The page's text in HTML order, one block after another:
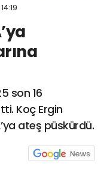
14:19
son 16
Koç Ergin
ateş püskürdü.